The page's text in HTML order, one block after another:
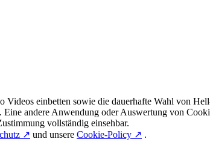
einbetten sowie die dauerhafte Wahl von
andere Anwendung oder Auswertung von
vollständig einsehbar.
↗ und unsere Cookie-Policy ↗ .